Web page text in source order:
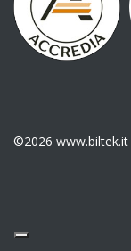
©2026 www.biltek.it